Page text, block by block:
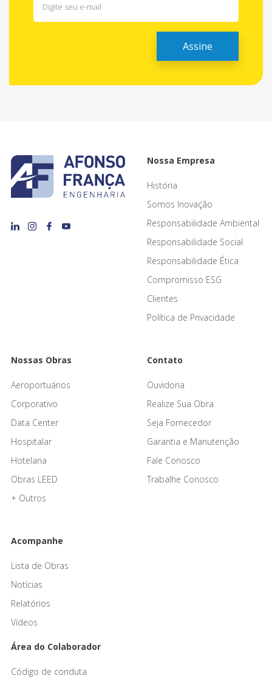
Nossa Empresa
História
Somos Inovação
Responsabilidade Ambiental
Responsabilidade Social
Responsabilidade Ética
Compromisso ESG
Clientes
Política de Privacidade
Nossas Obras
Aeroportuários
Corporativo
Data Center
Hospitalar
Hotelaria
Obras LEED
+ Outros
Contato
Ouvidoria
Realize Sua Obra
Seja Fornecedor
Garantia e Manutenção
Fale Conosco
Trabalhe Conosco
Acompanhe
Lista de Obras
Notícias
Relatórios
Vídeos
Área do Colaborador
Código de conduta